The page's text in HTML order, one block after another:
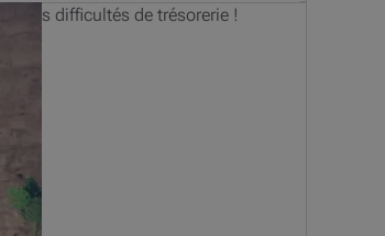
Ses difficultés de trésorerie !